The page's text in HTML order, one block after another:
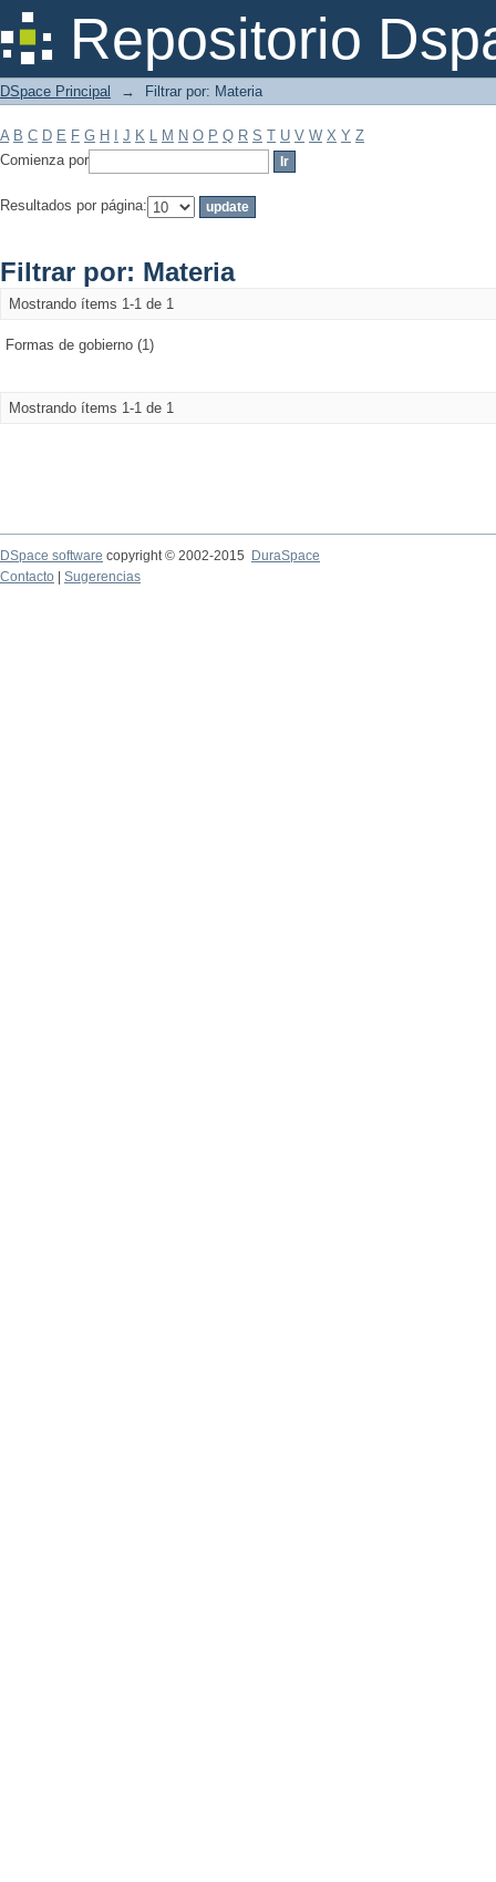
Repositorio
Filtrar por: Materia
DSpace Principal → Filtrar por: Materia
A B C D E F G H J K L M N O P Q R S T U V W X Y Z
Comienza por
Resultados por página:
Filtrar por: Materia
Mostrando ítems 1-1 de 1
Formas de gobierno (1)
Mostrando ítems 1-1 de 1
DSpace software copyright © 2002-2015
DuraSpace
Contacto
Sugerencias